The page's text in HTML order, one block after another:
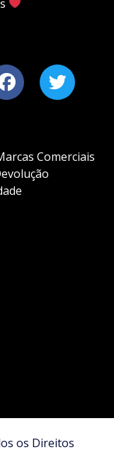
Comerciais
os Direitos